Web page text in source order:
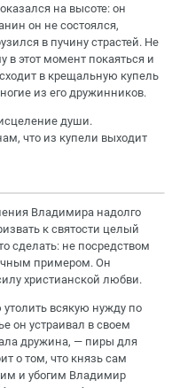
на высоте: он
он не состоялся,
в пучину страстей. Не
в этот момент покаяться и
в крещальную купель
из его дружинников.
души.
что из купели выходит
Владимира надолго
к святости целый
сделать: не посредством
примером. Он
христианской любви.
всякую нужду по
он устраивал в своем
дружина, — пиры для
о том, что князь сам
и убогим Владимир